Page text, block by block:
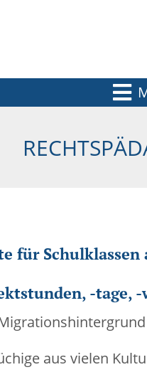
für Schulklassen
-tage,
aus vielen